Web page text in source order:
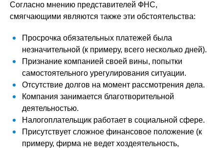
Согласно мнению представителей ФНС,
смягчающими являются также эти обстоятельства:
Просрочка обязательных платежей была
незначительной (к примеру, всего несколько дней).
Признание компанией своей вины, попытки
самостоятельного урегулирования ситуации.
Отсутствие долгов на момент рассмотрения дела.
Компания занимается благотворительной
деятельностью.
Налогоплательщик работает в социальной сфере.
Присутствует сложное финансовое положение (к
примеру, фирма не ведет хоздеятельность,